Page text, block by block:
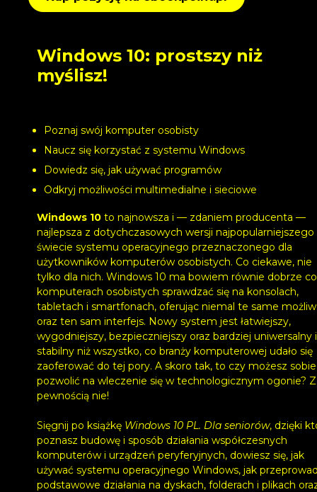
Windows 10: prostszy niż
myślisz!
Poznaj swój komputer osobisty
Naucz się korzystać z systemu Windows
Dowiedz się, jak używać programów
Odkryj możliwości multimedialne i sieciowe
Windows 10 to najnowsza i — zdaniem producenta —
najlepsza z dotychczasowych wersji najpopularniejszego
świecie systemu operacyjnego przeznaczonego dla
użytkowników komputerów osobistych. Co ciekawe, nie
tylko dla nich. Windows 10 ma bowiem równie dobrze
komputerach osobistych sprawdzać się na konsolach,
tabletach i smartfonach, oferując niemal te same
oraz ten sam interfejs. Nowy system jest łatwiejszy,
wygodniejszy, bezpieczniejszy oraz bardziej uniwersalny i
stabilny niż wszystko, co branży komputerowej udało się
zaoferować do tej pory. A skoro tak, to czy możesz sobie
pozwolić na wleczenie się w technologicznym ogonie? Z
pewnością nie!
Sięgnij po książkę Windows 10 PL. Dla seniorów, dzięki
poznasz budowę i sposób działania współczesnych
komputerów i urządzeń peryferyjnych, dowiesz się, jak
używać systemu operacyjnego Windows, jak
podstawowe działania na dyskach, folderach i plikach